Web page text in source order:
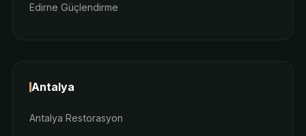
Edirne Güçlendirme
Antalya
Antalya Restorasyon